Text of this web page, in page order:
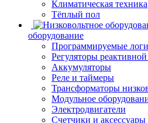
Климатическая техника
Тёплый пол
оборудование
Программируемые
Регуляторы
Аккумуляторы
Реле и таймеры
Трансформаторы
Модульное
Электродвигатели
Счетчики и аксессуары